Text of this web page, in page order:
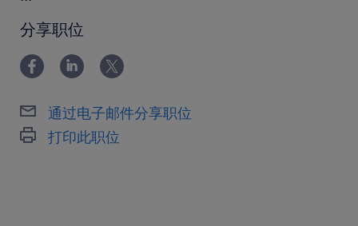
分享职位
通过电子邮件分享职位
打印此职位